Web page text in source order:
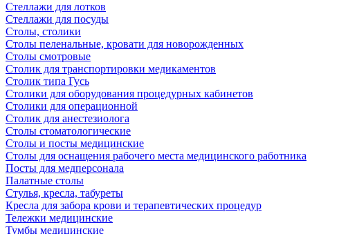
Стеллажи для лотков
Стеллажи для посуды
Столы, столики
Столы пеленальные, кровати для новорожденных
Столы смотровые
Столик для транспортировки медикаментов
Столик типа Гусь
Столики для оборудования процедурных кабинетов
Столики для операционной
Столик для анестезиолога
Столы стоматологические
Столы и посты медицинские
Столы для оснащения рабочего места медицинского работника
Посты для медперсонала
Палатные столы
Стулья, кресла, табуреты
Кресла для забора крови и терапевтических процедур
Тележки медицинские
Тумбы медицинские